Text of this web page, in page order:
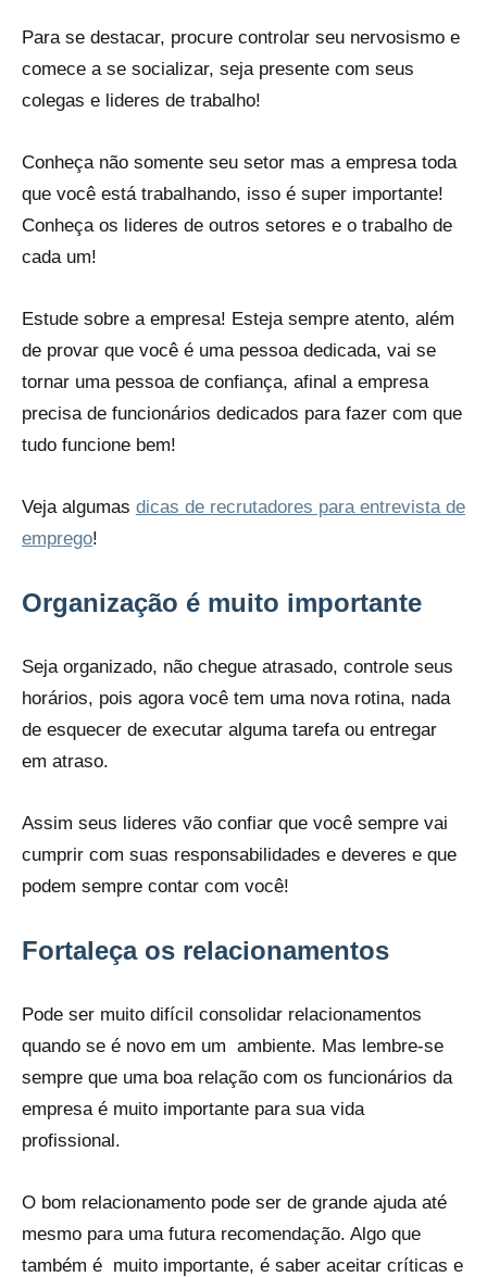
Para se destacar, procure controlar seu nervosismo e
comece a se socializar, seja presente com seus
colegas e lideres de trabalho!
Conheça não somente seu setor mas a empresa toda
que você está trabalhando, isso é super importante!
Conheça os lideres de outros setores e o trabalho de
cada um!
Estude sobre a empresa! Esteja sempre atento, além
de provar que você é uma pessoa dedicada, vai se
tornar uma pessoa de confiança, afinal a empresa
precisa de funcionários dedicados para fazer com que
tudo funcione bem!
Veja algumas dicas de recrutadores para entrevista de
emprego!
Organização é muito importante
Seja organizado, não chegue atrasado, controle seus
horários, pois agora você tem uma nova rotina, nada
de esquecer de executar alguma tarefa ou entregar
em atraso.
Assim seus lideres vão confiar que você sempre vai
cumprir com suas responsabilidades e deveres e que
podem sempre contar com você!
Fortaleça os relacionamentos
Pode ser muito difícil consolidar relacionamentos
quando se é novo em um ambiente. Mas lembre-se
sempre que uma boa relação com os funcionários da
empresa é muito importante para sua vida
profissional.
O bom relacionamento pode ser de grande ajuda até
mesmo para uma futura recomendação. Algo que
também é muito importante, é saber aceitar críticas e